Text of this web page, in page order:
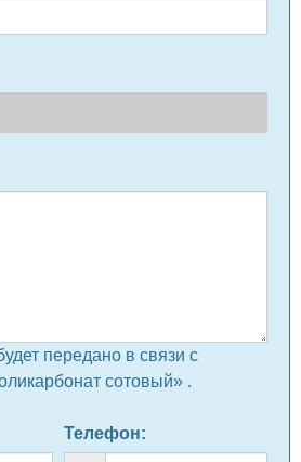
передано в связи с
сотовый» .
Телефон: